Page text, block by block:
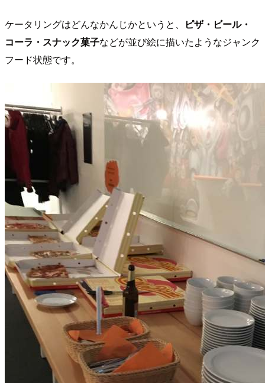
ケータリングはどんなかんじかというと、
ピザ・ビール・
コーラ・スナック菓子などが並び絵に描いたようなジャンク
フード状態です。